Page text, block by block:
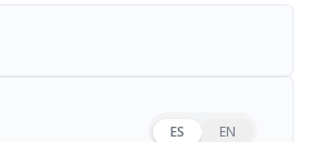
ES EN